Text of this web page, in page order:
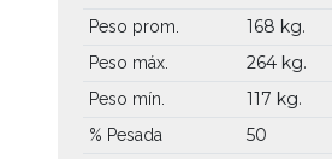
Peso prom. 168 kg.
Peso máx. 264 kg.
Peso mín. 117 kg.
% Pesada 50